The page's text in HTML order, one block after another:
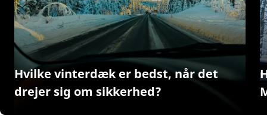
Hvilke vinterdæk er bedst, når det
drejer sig om sikkerhed?